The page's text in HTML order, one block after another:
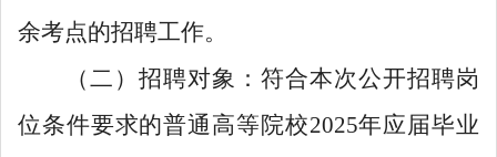
余考点的招聘工作。
（二）招聘对象：符合本次公开招聘岗
位条件要求的普通高等院校2025年应届毕业